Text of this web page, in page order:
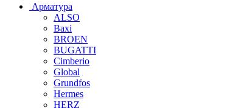
Арматура
ALSO
Baxi
BROEN
BUGATTI
Cimberio
Global
Grundfos
Hermes
HERZ